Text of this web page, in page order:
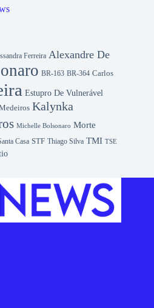
Ferreira Alexandre De
BR-163 BR-364 Carlos
Estupro De Vulnerável
Kalynka
Michelle Bolsonaro Morte
Casa STF Thiago Silva TMI TSE